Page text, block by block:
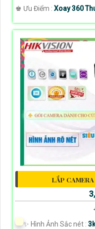
️♚ Ưu Điểm : Xoay 360
LẮP
✨ Hình Ảnh Sắc nét :